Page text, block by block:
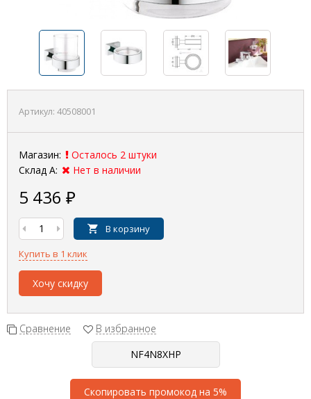
Артикул: 40508001
Магазин:
Осталось 2 штуки
Склад А:
Нет в наличии
5 436 ₽
В корзину
Купить в 1 клик
Хочу скидку
Сравнение В избранное
Скопировать промокод на 5%